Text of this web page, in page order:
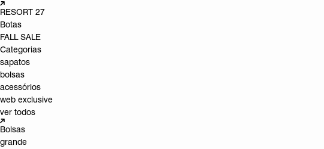
RESORT 27
Botas
FALL SALE
Categorias
sapatos
bolsas
acessórios
web exclusive
ver todos
Bolsas
grande